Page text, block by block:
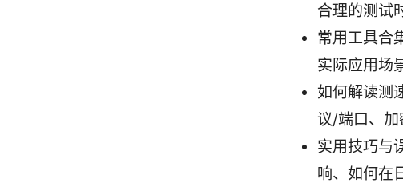
合理的测试
常用工具合
实际应用场
如何解读测
议/端口、加
实用技巧与
响、如何在